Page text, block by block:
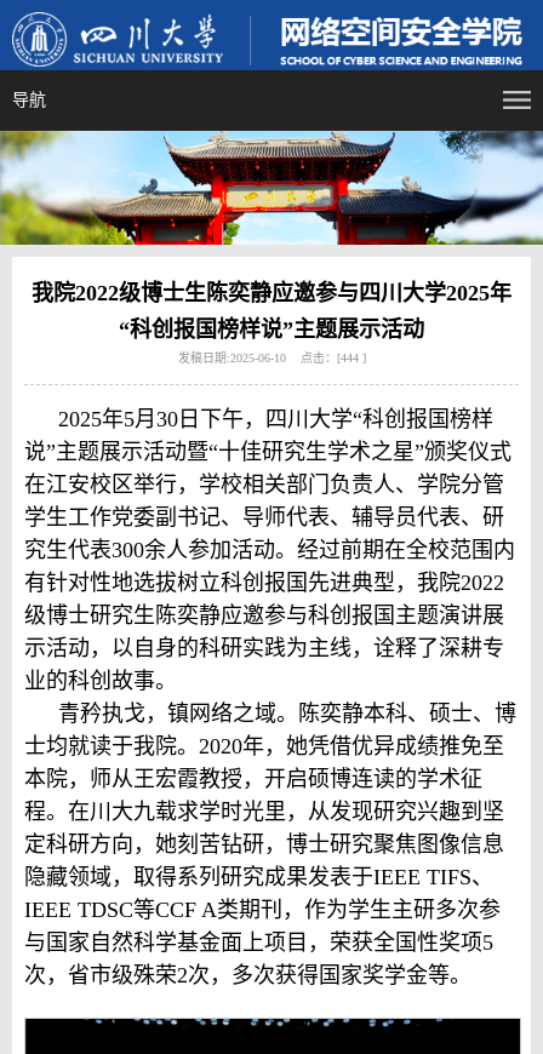
导航
我院2022级博士生陈奕静应邀参与四川大学2025年
“科创报国榜样说”主题展示活动
发稿日期:2025-06-10 点击：[444 ]
2025年5月30日下午，四川大学“科创报国榜样
说”主题展示活动暨“十佳研究生学术之星”颁奖仪式
在江安校区举行，学校相关部门负责人、学院分管
学生工作党委副书记、导师代表、辅导员代表、研
究生代表300余人参加活动。经过前期在全校范围内
有针对性地选拔树立科创报国先进典型，我院2022
级博士研究生陈奕静应邀参与科创报国主题演讲展
示活动，以自身的科研实践为主线，诠释了深耕专
业的科创故事。
青矜执戈，镇网络之域。陈奕静本科、硕士、博
士均就读于我院。2020年，她凭借优异成绩推免至
本院，师从王宏霞教授，开启硕博连读的学术征
程。在川大九载求学时光里，从发现研究兴趣到坚
定科研方向，她刻苦钻研，博士研究聚焦图像信息
隐藏领域，取得系列研究成果发表于IEEE TIFS、
IEEE TDSC等CCF A类期刊，作为学生主研多次参
与国家自然科学基金面上项目，荣获全国性奖项5
次，省市级殊荣2次，多次获得国家奖学金等。